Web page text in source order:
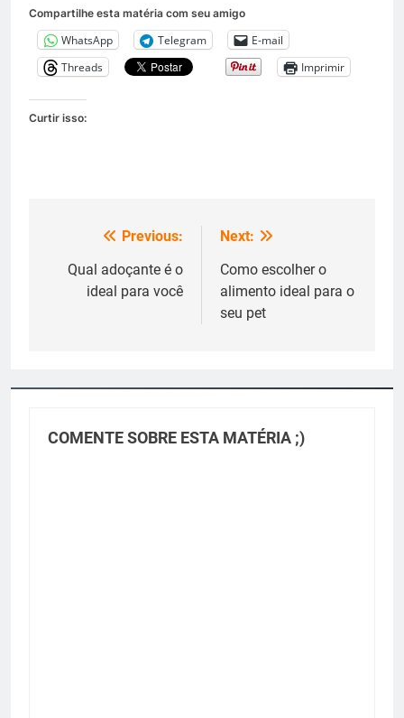
Compartilhe esta matéria com seu amigo
WhatsApp Telegram
E-mail
Threads
Imprimir
Curtir isso:
Navegação
de
Previous:
Qual adoçante é o
ideal para você
Next:
Como escolher o
alimento ideal para o
seu pet
COMENTE SOBRE ESTA MATÉRIA ;)